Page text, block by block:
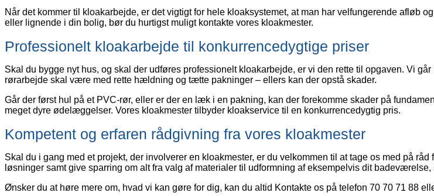
Når det kommer til kloakarbejde, er det vigtigt for hele kloaksystemet, at man har velfungerende afløb
eller lignende i din bolig, bør du hurtigst muligt kontakte vores kloakmester.
Professionelt kloakarbejde til konkurrencedygtige priser
Skal du bygge nyt hus, og skal der udføres professionelt kloakarbejde, er vi den rette til opgaven. Vi
rørarbejde skal være med rette hældning og tætte pakninger – ellers kan der opstå skader.
Går der først hul på et PVC-rør, eller er der en læk i en pakning, kan der forekomme skader på
meget dyre ødelæggelser. Vores kloakmester tilbyder kloakservice til en konkurrencedygtig pris.
Kompetent og erfaren rådgivning fra vores kloakmester
​Skal du i gang med et projekt, der involverer en kloakmester, er du velkommen til at tage os med på
løsninger samt give sparring om alt fra valg af materialer til udformning af eksempelvis dit
Ønsker du at høre mere om, hvad vi kan gøre for dig, kan du altid Kontakte os på telefon 70 70 71 88